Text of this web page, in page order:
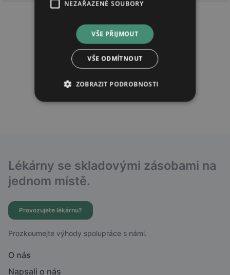
Lékárny se skladovými zásobami na
jednom místě.
Provozujete lékárnu?
Prozkoumejte výhody spolupráce s námi.
O nás
Napsali o nás
NEZAŘAZENÉ SOUBORY
VŠE PŘIJMOUT
VŠE ODMÍTNOUT
ZOBRAZIT PODROBNOSTI